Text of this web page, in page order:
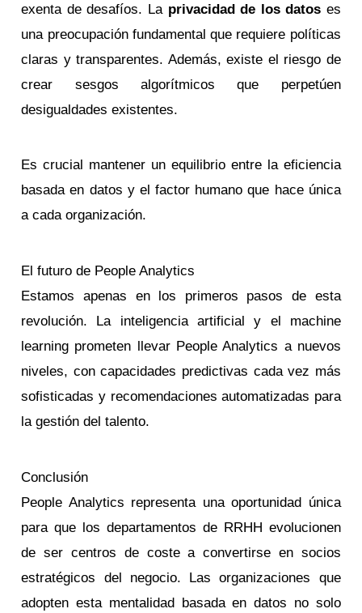
exenta de desafíos. La privacidad de los datos es
una preocupación fundamental que requiere políticas
claras y transparentes. Además, existe el riesgo de
crear sesgos algorítmicos que perpetúen
desigualdades existentes.
Es crucial mantener un equilibrio entre la eficiencia
basada en datos y el factor humano que hace única
a cada organización.
El futuro de People Analytics
Estamos apenas en los primeros pasos de esta
revolución. La inteligencia artificial y el machine
learning prometen llevar People Analytics a nuevos
niveles, con capacidades predictivas cada vez más
sofisticadas y recomendaciones automatizadas para
la gestión del talento.
Conclusión
People Analytics representa una oportunidad única
para que los departamentos de RRHH evolucionen
de ser centros de coste a convertirse en socios
estratégicos del negocio. Las organizaciones que
adopten esta mentalidad basada en datos no solo